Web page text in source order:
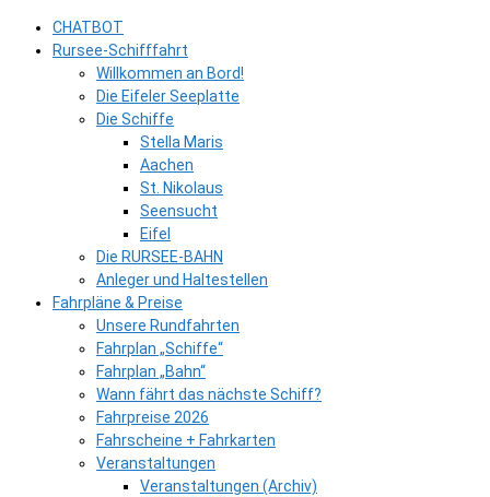
CHATBOT
Rursee-Schifffahrt
Willkommen an Bord!
Die Eifeler Seeplatte
Die Schiffe
Stella Maris
Aachen
St. Nikolaus
Seensucht
Eifel
Die RURSEE-BAHN
Anleger und Haltestellen
Fahrpläne & Preise
Unsere Rundfahrten
Fahrplan „Schiffe“
Fahrplan „Bahn“
Wann fährt das nächste Schiff?
Fahrpreise 2026
Fahrscheine + Fahrkarten
Veranstaltungen
Veranstaltungen (Archiv)